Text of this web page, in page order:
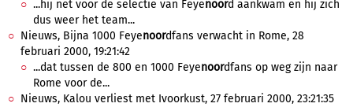
...hij net voor de selectie van Feyenoord aankwam en hij zich
dus weer het team...
Nieuws, Bijna 1000 Feyenoordfans verwacht in Rome, 28
februari 2000, 19:21:42
...dat tussen de 800 en 1000 Feyenoordfans op weg zijn naar
Rome voor de...
Nieuws, Kalou verliest met Ivoorkust, 27 februari 2000, 23:21:35